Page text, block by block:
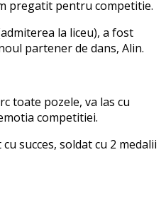
pregatit pentru competitie.
la liceu), a fost
partener de dans, Alin.
toate pozele, va las cu
competitiei.
succes, soldat cu 2 medalii